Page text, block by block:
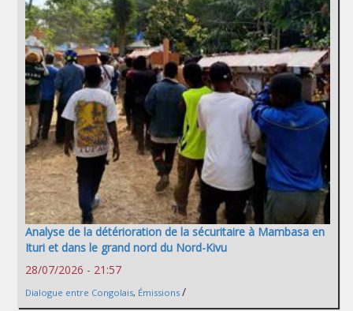
Analyse de la détérioration de la sécuritaire à Mambasa en
Ituri et dans le grand nord du Nord-Kivu
28/07/2026 - 21:57
Dialogue entre Congolais, Émissions /